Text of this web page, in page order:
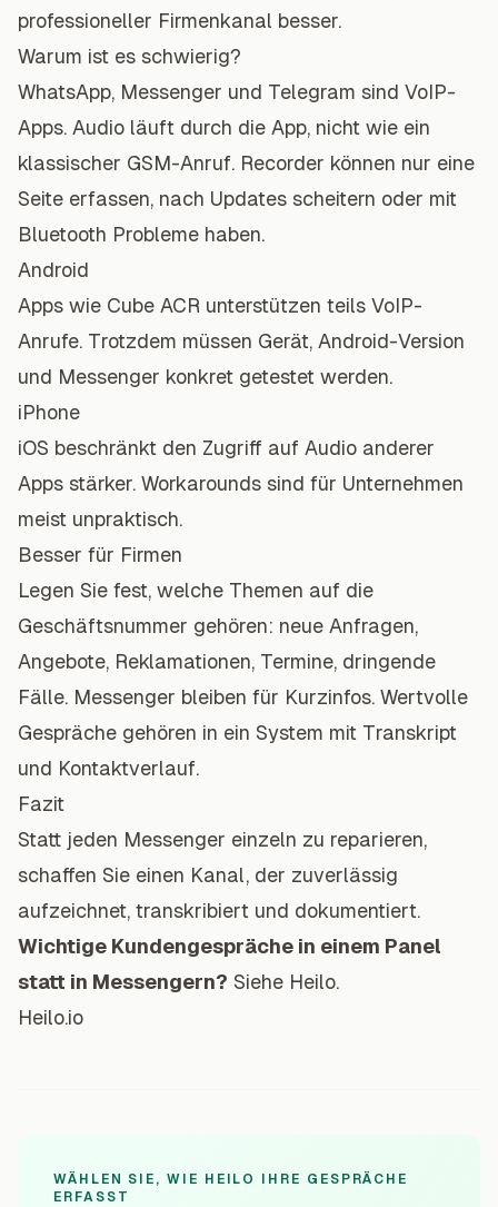
professioneller Firmenkanal besser.
Warum ist es schwierig?
WhatsApp, Messenger und Telegram sind VoIP-
Apps. Audio läuft durch die App, nicht wie ein
klassischer GSM-Anruf. Recorder können nur eine
Seite erfassen, nach Updates scheitern oder mit
Bluetooth Probleme haben.
Android
Apps wie Cube ACR unterstützen teils VoIP-
Anrufe. Trotzdem müssen Gerät, Android-Version
und Messenger konkret getestet werden.
iPhone
iOS beschränkt den Zugriff auf Audio anderer
Apps stärker. Workarounds sind für Unternehmen
meist unpraktisch.
Besser für Firmen
Legen Sie fest, welche Themen auf die
Geschäftsnummer gehören: neue Anfragen,
Angebote, Reklamationen, Termine, dringende
Fälle. Messenger bleiben für Kurzinfos. Wertvolle
Gespräche gehören in ein System mit Transkript
und Kontaktverlauf.
Fazit
Statt jeden Messenger einzeln zu reparieren,
schaffen Sie einen Kanal, der zuverlässig
aufzeichnet, transkribiert und dokumentiert.
Wichtige Kundengespräche in einem Panel
statt in Messengern? Siehe Heilo.
Heilo.io
WÄHLEN SIE, WIE HEILO IHRE GESPRÄCHE
ERFASST